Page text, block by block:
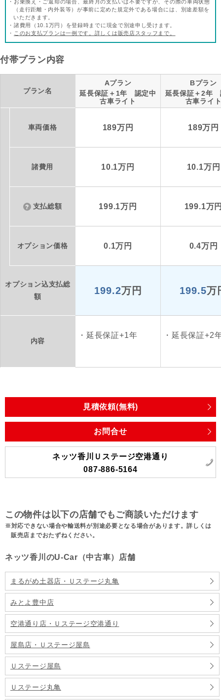
・お乗換え・ご返却の場合、最終月の支払いは不要ですが、その際の車両状態
（走行距離・内外装等）が事前に定めた規定外である場合には、別途差額を
いただきます。
・諸費用（10.1万円）を登録時までに現金で別途申し受けます。
・ このお支払プランは一例です。詳しくは販売店スタッフまで。
付帯プラン内容
プラン名
Aプラン
延長保証＋1年 認定中
古車ライト
Bプラン
延長保証＋2年
古車ライ
車両価格 189万円 189万円
諸費用 10.1万円 10.1万円
支払総額 199.1万円 199.1万
オプション価格 0.1万円 0.4万円
オプション込支払総
額
199.2万円 199.5万
内容
延長保証+1年 延長保証+2
見積依頼(無料)
お問合せ
ネッツ香川Ｕステージ空港通り
087-886-5164
この物件は以下の店舗でもご商談いただけます
対応できない場合や輸送料が別途必要となる場合があります。詳しくは
販売店までおたずねください。
ネッツ香川のU-Car（中古車）店舗
まるがめ土器店・Ｕステージ丸亀
みとよ豊中店
空港通り店・Ｕステージ空港通り
屋島店・Ｕステージ屋島
Ｕステージ屋島
Ｕステージ丸亀